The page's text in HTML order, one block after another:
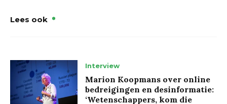
Lees ook
Interview
Marion Koopmans over online
bedreigingen en desinformatie:
‘Wetenschappers, kom die